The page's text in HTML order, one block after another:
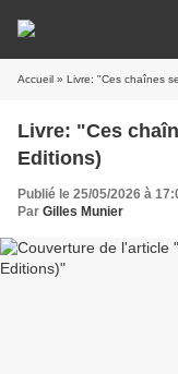
Accueil » Livre: "Ces chaînes
Livre: "Ces
Editions)
Publié le 25/05/2026 à
Par Gilles Munier